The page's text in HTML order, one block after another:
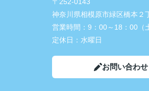
神奈川県相模原市緑区橋本２
営業時間： 9：00～18：00（
定休日： 水曜日
お問い合わせ